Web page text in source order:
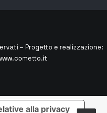
– Progetto e realizzazione:
alla privacy